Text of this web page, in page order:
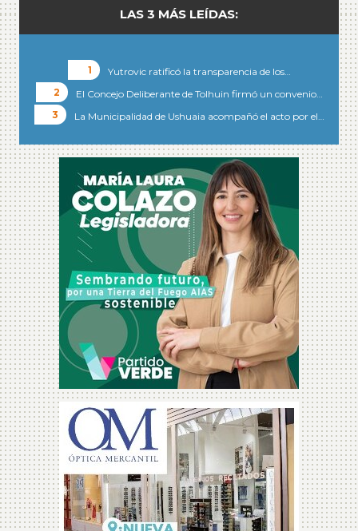
LAS 3 MÁS LEÍDAS:
Yutrovic ratificó la transparencia de los…
El Concejo Deliberante de Tolhuin firmó un convenio…
La Municipalidad de Ushuaia acompañó el acto por el…